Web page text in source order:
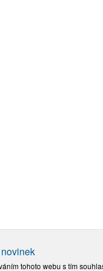
tohoto webu s tím